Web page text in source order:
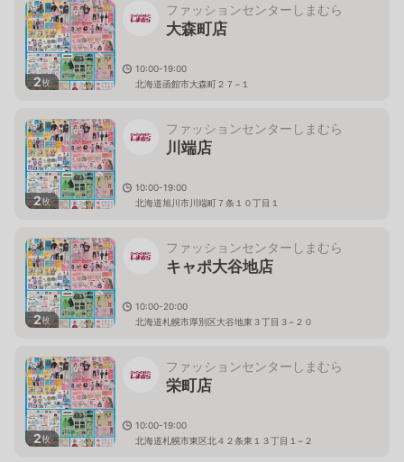
2枚
ファッションセンターしまむら
大森町店
10:00-19:00
北海道函館市大森町２７−１
2枚
ファッションセンターしまむら
川端店
10:00-19:00
北海道旭川市川端町７条１０丁目１
2枚
ファッションセンターしまむら
キャポ大谷地店
10:00-20:00
北海道札幌市厚別区大谷地東３丁目３−２０
2枚
ファッションセンターしまむら
栄町店
10:00-19:00
北海道札幌市東区北４２条東１３丁目１−２